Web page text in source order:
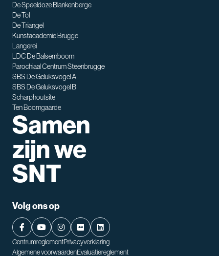
De Speeldoze Blankenberge
De Tol
De Triangel
Kunstacademie Brugge
Langerei
LDC De Balsemboom
Parochiaal Centrum Steenbrugge
SBS De Geluksvogel A
SBS De Geluksvogel B
Scharphoutsite
Ten Boomgaarde
Samen
zijn we
SNT
Volg ons op
CentrumreglementPrivacyverklaring
Algemene voorwaardenEvaluatiereglement
SNT assistent
Waarmee kan ik je helpen?